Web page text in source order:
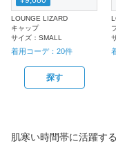
LOUNGE LIZARD
キャップ
サイズ： SMALL
着用コーデ： 20件
探す
肌寒い時間帯に活躍す